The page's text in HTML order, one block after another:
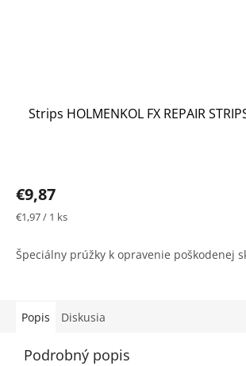
Strips HOLMENKOL FX REPAIR
€9,87
Jednotková
€1,97 / 1 ks
Špeciálny prúžky k opravenie poškodenej
Popis Diskusia
Podrobný popis